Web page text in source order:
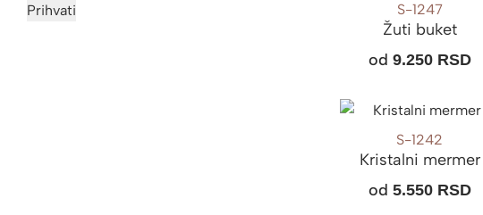
S-1247
Žuti buket
od 9.250 RSD
S-1242
Kristalni mermer
od 5.550 RSD
Prihvati